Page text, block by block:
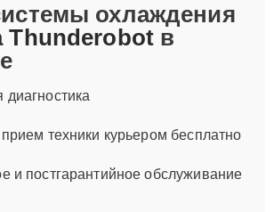
охлаждения
Thunderobot в
диагностика
техники курьером бесплатно
и постгарантийное обслуживание